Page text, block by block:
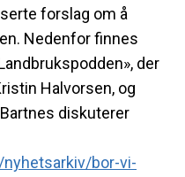
forslag om å
Nedenfor finnes
der
Halvorsen, og
diskuterer
bor-vi-